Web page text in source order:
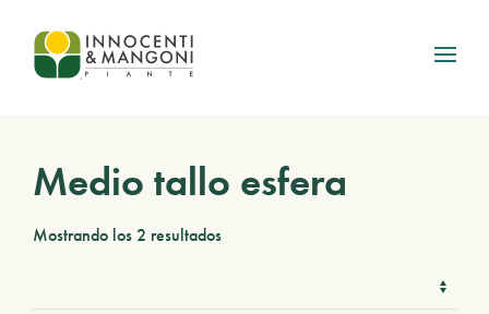
Skip to main content
Medio tallo esfera
Mostrando los 2 resultados